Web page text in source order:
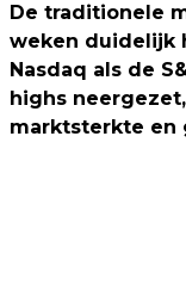
De traditionele
weken duidelijk
Nasdaq als de
highs
marktsterkte en